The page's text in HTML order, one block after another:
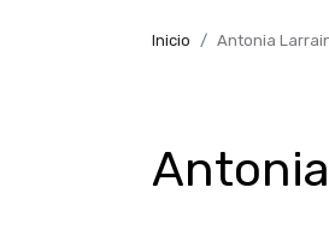
Inicio Antonia